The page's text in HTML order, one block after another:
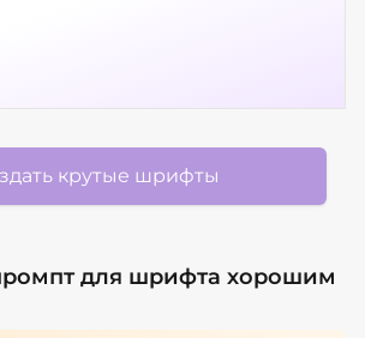
крутые шрифты
для шрифта хорошим